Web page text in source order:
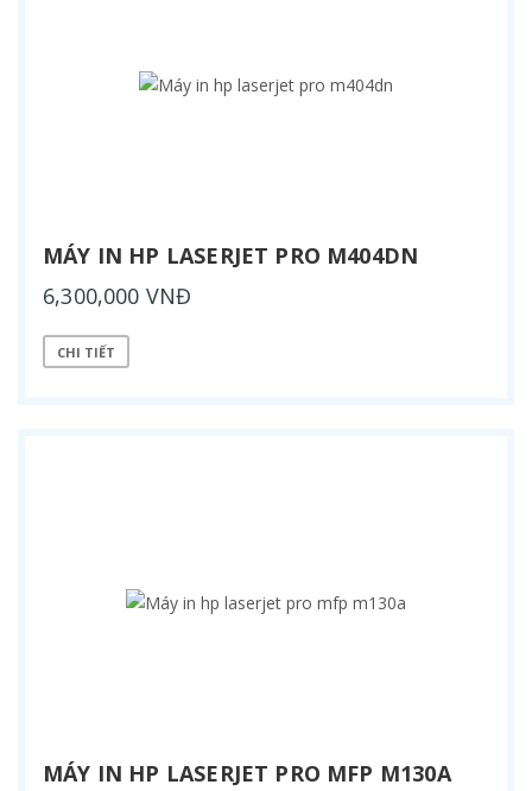
MÁY IN HP LASERJET PRO M404DN
6,300,000 VNĐ
CHI TIẾT
MÁY IN HP LASERJET PRO MFP M130A